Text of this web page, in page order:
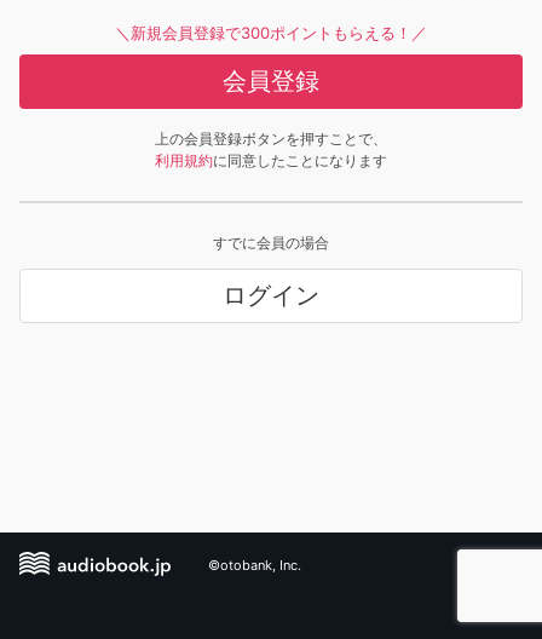
＼新規会員登録で300ポイントもらえる！／
会員登録
上の会員登録ボタンを押すことで、
利用規約に同意したことになります
すでに会員の場合
ログイン
©otobank, Inc.